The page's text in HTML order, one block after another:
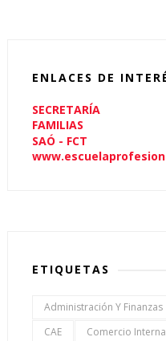
ENLACES DE
SECRETARÍA
FAMILIAS
SAÓ - FCT
ETIQUETAS
Administración Y Finanzas
CAE
Comercio